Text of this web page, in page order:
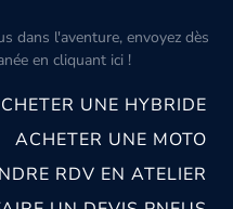
dans l'aventure, envoyez dès
en cliquant ici !
UNE HYBRIDE
ACHETER UNE MOTO
RDV EN ATELIER